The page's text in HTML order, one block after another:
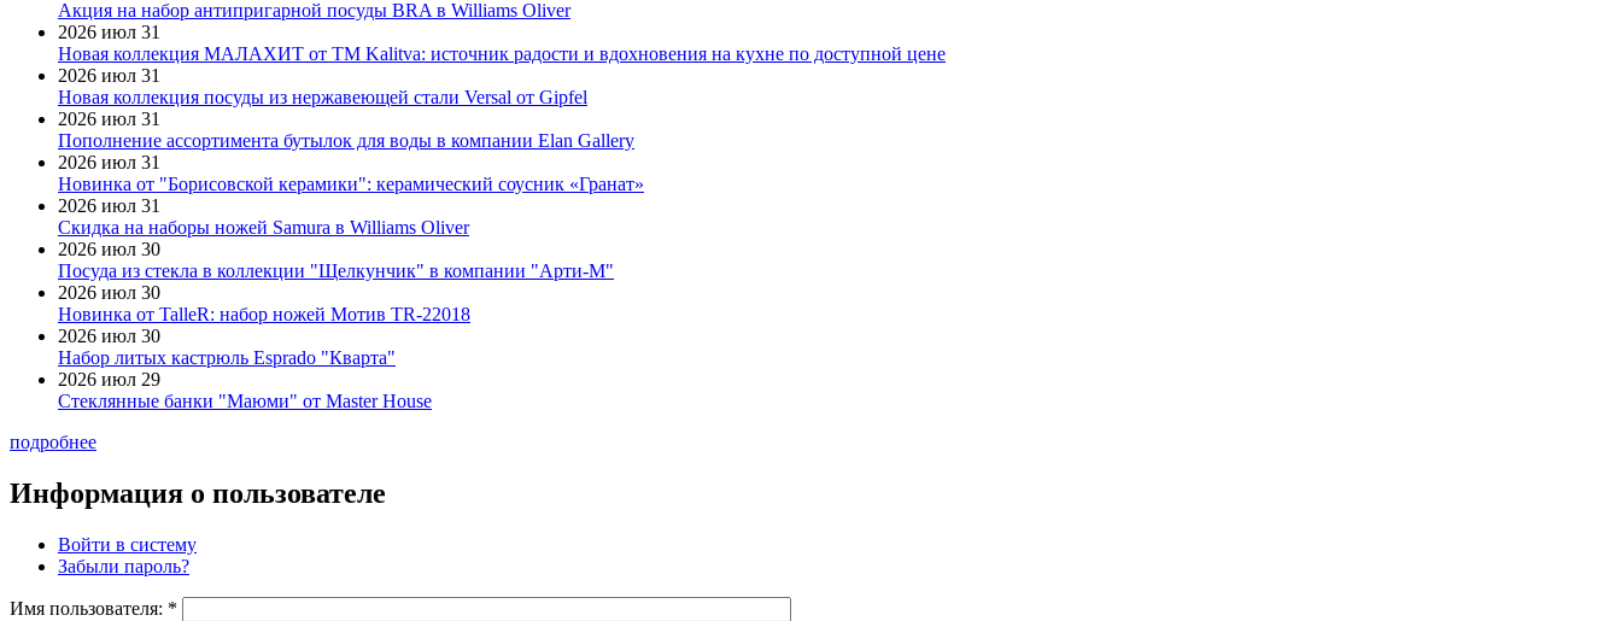
Акция на набор антипригарной посуды BRA в Williams Oliver
2026 июл 31
Новая коллекция МАЛАХИТ от ТМ Kalitva: источник радости и вдохновения на кухне по доступной цене
2026 июл 31
Новая коллекция посуды из нержавеющей стали Versal от Gipfel
2026 июл 31
Пополнение ассортимента бутылок для воды в компании Elan Gallery
2026 июл 31
Новинка от "Борисовской керамики": керамический соусник «Гранат»
2026 июл 31
Скидка на наборы ножей Samura в Williams Oliver
2026 июл 30
Посуда из стекла в коллекции "Щелкунчик" в компании "Арти-М"
2026 июл 30
Новинка от TalleR: набор ножей Мотив TR-22018
2026 июл 30
Набор литых кастрюль Esprado "Кварта"
2026 июл 29
Стеклянные банки "Маюми" от Master House
подробнее
Информация о пользователе
Войти в систему
Забыли пароль?
Имя пользователя: *